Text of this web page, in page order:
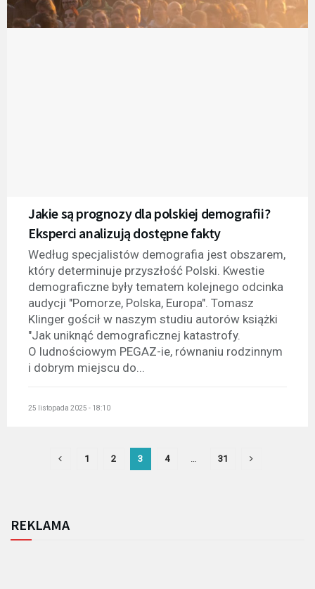
Jakie są prognozy dla polskiej demografii?
Eksperci analizują dostępne fakty
Według specjalistów demografia jest obszarem,
który determinuje przyszłość Polski. Kwestie
demograficzne były tematem kolejnego odcinka
audycji "Pomorze, Polska, Europa". Tomasz
Klinger gościł w naszym studiu autorów książki
"Jak uniknąć demograficznej katastrofy.
O ludnościowym PEGAZ-ie, równaniu rodzinnym
i dobrym miejscu do...
25 listopada 2025 - 18:10
1 2 3 4 31
REKLAMA